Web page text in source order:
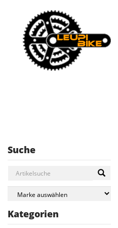
Suche
Kategorien